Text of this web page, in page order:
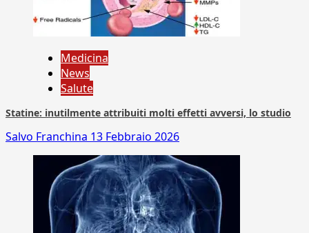
Medicina
News
Salute
Statine: inutilmente attribuiti molti effetti avversi, lo studio
Salvo Franchina 13 Febbraio 2026